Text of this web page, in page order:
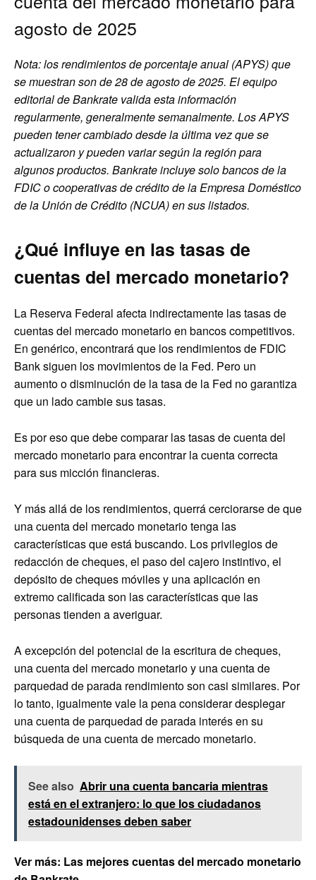
agosto de 2025
Nota: los rendimientos de porcentaje anual (APYS) que
se muestran son de28 de agosto de 2025. El equipo
editorial de Bankrate valida esta información
regularmente, generalmente semanalmente. Los APYS
pueden tener cambiado desde la última vez que se
actualizaron y pueden variar según la región para
algunos productos. Bankrate incluye solo bancos de la
FDIC o cooperativas de crédito de la Empresa Doméstico
de la Unión de Crédito (NCUA) en sus listados.
¿Qué influye en las tasas de
cuentas del mercado monetario?
La Reserva Federal afecta indirectamente las tasas de
cuentas del mercado monetario en bancos competitivos.
En genérico, encontrará que los rendimientos de FDIC
Bank siguen los movimientos de la Fed. Pero un
aumento o disminución de la tasa de la Fed no garantiza
que un lado cambie sus tasas.
Es por eso que debe comparar las tasas de cuenta del
mercado monetario para encontrar la cuenta correcta
para sus micción financieras.
Y más allá de los rendimientos, querrá cerciorarse de que
una cuenta del mercado monetario tenga las
características que está buscando. Los privilegios de
redacción de cheques, el paso del cajero instintivo, el
depósito de cheques móviles y una aplicación en
extremo calificada son las características que las
personas tienden a averiguar.
A excepción del potencial de la escritura de cheques,
una cuenta del mercado monetario y una cuenta de
parquedad de parada rendimiento son casi similares. Por
lo tanto, igualmente vale la pena considerar desplegar
una cuenta de parquedad de parada interés en su
búsqueda de una cuenta de mercado monetario.
See also Abrir una cuenta bancaria mientras
está en el extranjero: lo que los ciudadanos
estadounidenses deben saber
Ver más: Las mejores cuentas del mercado monetario